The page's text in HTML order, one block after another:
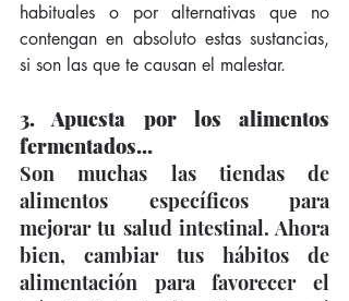
habituales o por alternativas que no
contengan en absoluto estas sustancias,
si son las que te causan el malestar.
3. Apuesta por los alimentos
fermentados...
Son muchas las tiendas de
alimentos específicos para
mejorar tu salud intestinal. Ahora
bien, cambiar tus hábitos de
alimentación para favorecer el